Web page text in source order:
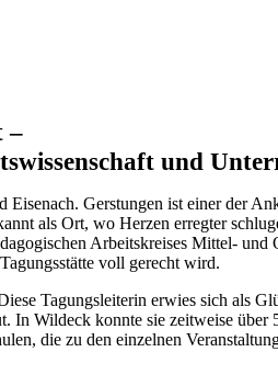
–
und
Gerstungen ist einer der
als Ort, wo Herzen erregter
Arbeitskreises Mittel-
voll gerecht wird.
Tagungsleiterin erwies sich als
In Wildeck konnte sie zeitweise
die zu den einzelnen